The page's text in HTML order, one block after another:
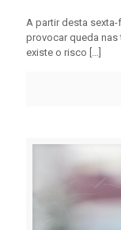
A partir desta
provocar queda nas
existe o risco […]